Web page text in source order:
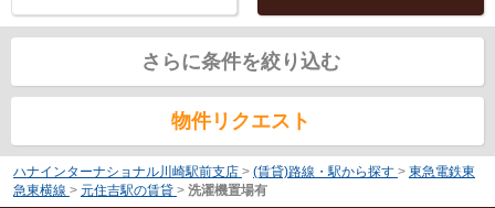
さらに条件を絞り込む
物件リクエスト
ハナインターナショナル川崎駅前支店 > (賃貸)路線・駅から探す > 東急電鉄東
急東横線 > 元住吉駅の賃貸 > 洗濯機置場有